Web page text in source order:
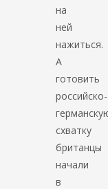
на
ней
нажиться.
А
готовить
российско-
схватку
британцы
начали
в